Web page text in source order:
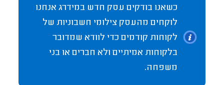
כשאנו בודקים עסק חדש במידרג אנחנו
לוקחים מהעסק צילומי חשבוניות של
לקוחות קודמים כדי לוודא שמדובר
בלקוחות אמיתיים ולא חברים או בני
משפחה.